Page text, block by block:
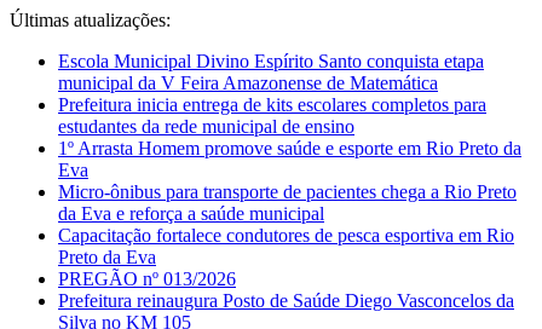
Últimas atualizações:
Escola Municipal Divino Espírito Santo conquista etapa
municipal da V Feira Amazonense de Matemática
Prefeitura inicia entrega de kits escolares completos para
estudantes da rede municipal de ensino
1º Arrasta Homem promove saúde e esporte em Rio Preto da
Eva
Micro-ônibus para transporte de pacientes chega a Rio Preto
da Eva e reforça a saúde municipal
Capacitação fortalece condutores de pesca esportiva em Rio
Preto da Eva
PREGÃO nº 013/2026
Prefeitura reinaugura Posto de Saúde Diego Vasconcelos da
Silva no KM 105